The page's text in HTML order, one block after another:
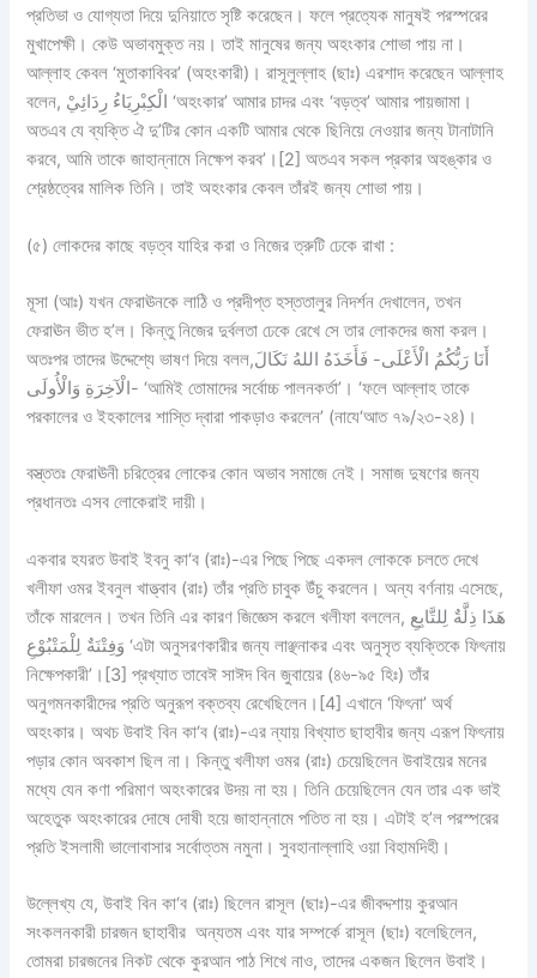
প্রতিভা ও যোগ্যতা দিয়ে দুনিয়াতে সৃষ্টি করেছেন। ফলে প্রত্যেক মানুষই পরস্পরের
মুখাপেক্ষী। কেউ অভাবমুক্ত নয়। তাই মানুষের জন্য অহংকার শোভা পায় না।
আল্লাহ কেবল ‘মুতাকাবিবর’ (অহংকারী)। রাসূলুল্লাহ (ছাঃ) এরশাদ করেছেন আল্লাহ
বলেন, الْكِبْرِيَاءُ رِدَائِيْ ‘অহংকার’ আমার চাদর এবং ‘বড়ত্ব’ আমার পায়জামা।
অতএব যে ব্যক্তি ঐ দু’টির কোন একটি আমার থেকে ছিনিয়ে নেওয়ার জন্য টানাটানি
করবে, আমি তাকে জাহান্নামে নিক্ষেপ করব’।[2] অতএব সকল প্রকার অহঙ্কার ও
শ্রেষ্ঠত্বের মালিক তিনি। তাই অহংকার কেবল তাঁরই জন্য শোভা পায়।
(৫) লোকদের কাছে বড়ত্ব যাহির করা ও নিজের ত্রুটি ঢেকে রাখা :
মূসা (আঃ) যখন ফেরাঊনকে লাঠি ও প্রদীপ্ত হস্ততালুর নিদর্শন দেখালেন, তখন
ফেরাঊন ভীত হ’ল। কিন্তু নিজের দুর্বলতা ঢেকে রেখে সে তার লোকদের জমা করল।
অতঃপর তাদের উদ্দেশ্যে ভাষণ দিয়ে বলল,أَنَا رَبُّكُمُ الْأَعْلَى- فَأَخَذَهُ اللهُ نَكَالَ
الْآخِرَةِ وَالْأُولَى- ‘আমিই তোমাদের সর্বোচ্চ পালনকর্তা’। ‘ফলে আল্লাহ তাকে
পরকালের ও ইহকালের শাস্তি দ্বারা পাকড়াও করলেন’ (নাযে‘আত ৭৯/২৩-২৪)।
বস্ত্ততঃ ফেরাঊনী চরিত্রের লোকের কোন অভাব সমাজে নেই। সমাজ দুষণের জন্য
প্রধানতঃ এসব লোকেরাই দায়ী।
একবার হযরত উবাই ইবনু কা‘ব (রাঃ)-এর পিছে পিছে একদল লোককে চলতে দেখে
খলীফা ওমর ইবনুল খাত্ত্বাব (রাঃ) তাঁর প্রতি চাবুক উঁচু করলেন। অন্য বর্ণনায় এসেছে,
তাঁকে মারলেন। তখন তিনি এর কারণ জিজ্ঞেস করলে খলীফা বললেন, هَذَا ذِلَّةٌ لِلتَّابِعِ
وَفِتْنَةٌ لِلْمَتْبُوْعِ ‘এটা অনুসরণকারীর জন্য লাঞ্ছনাকর এবং অনুসৃত ব্যক্তিকে ফিৎনায়
নিক্ষেপকারী’।[3] প্রখ্যাত তাবেঈ সাঈদ বিন জুবায়ের (৪৬-৯৫ হিঃ) তাঁর
অনুগমনকারীদের প্রতি অনুরূপ বক্তব্য রেখেছিলেন।[4] এখানে ‘ফিৎনা’ অর্থ
অহংকার। অথচ উবাই বিন কা‘ব (রাঃ)-এর ন্যায় বিখ্যাত ছাহাবীর জন্য এরূপ ফিৎনায়
পড়ার কোন অবকাশ ছিল না। কিন্তু খলীফা ওমর (রাঃ) চেয়েছিলেন উবাইয়ের মনের
মধ্যে যেন কণা পরিমাণ অহংকারের উদয় না হয়। তিনি চেয়েছিলেন যেন তার এক ভাই
অহেতুক অহংকারের দোষে দোষী হয়ে জাহান্নামে পতিত না হয়। এটাই হ’ল পরস্পরের
প্রতি ইসলামী ভালোবাসার সর্বোত্তম নমুনা। সুবহানাল্লাহি ওয়া বিহামদিহী।
উল্লেখ্য যে, উবাই বিন কা‘ব (রাঃ) ছিলেন রাসূল (ছাঃ)-এর জীবদ্দশায় কুরআন
সংকলনকারী চারজন ছাহাবীর অন্যতম এবং যার সম্পর্কে রাসূল (ছাঃ) বলেছিলেন,
তোমরা চারজনের নিকট থেকে কুরআন পাঠ শিখে নাও, তাদের একজন ছিলেন উবাই।